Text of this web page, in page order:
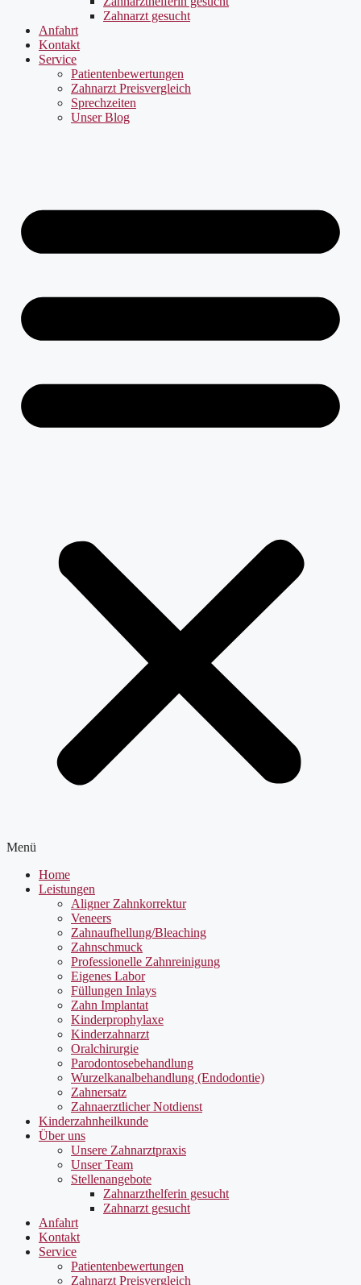
Zahnarzt gesucht
Anfahrt
Kontakt
Service
Patientenbewertungen
Zahnarzt Preisvergleich
Sprechzeiten
Unser Blog
Menü
Home
Leistungen
Aligner Zahnkorrektur
Veneers
Zahnaufhellung/Bleaching
Zahnschmuck
Professionelle Zahnreinigung
Eigenes Labor
Füllungen Inlays
Zahn Implantat
Kinderprophylaxe
Kinderzahnarzt
Oralchirurgie
Parodontosebehandlung
Wurzelkanalbehandlung (Endodontie)
Zahnersatz
Zahnaerztlicher Notdienst
Kinderzahnheilkunde
Über uns
Unsere Zahnarztpraxis
Unser Team
Stellenangebote
Zahnarzthelferin gesucht
Zahnarzt gesucht
Anfahrt
Kontakt
Service
Patientenbewertungen
Zahnarzt Preisvergleich